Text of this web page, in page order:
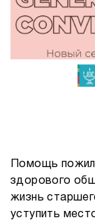
Помощь
здорового
жизнь
уступить